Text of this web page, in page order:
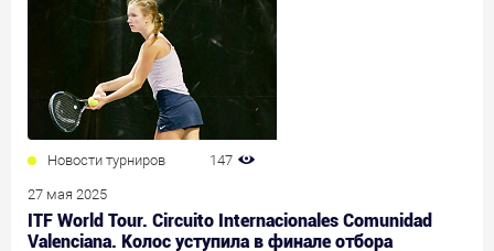
Новости турниров 147
27 мая 2025
ITF World Tour. Circuito Internacionales Comunidad
Valenciana. Колос уступила в финале отбора